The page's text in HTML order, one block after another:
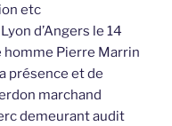
etc
d’Angers le 14
Pierre Marrin
présence et de
marchand
demeurant audit